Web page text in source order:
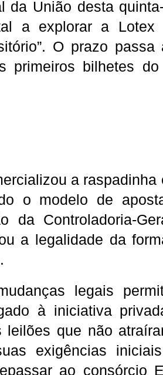
da União desta
a explorar a Lotex
O prazo
primeiros bilhetes
a raspadinha
o modelo de
da Controladoria-
a legalidade da
legais
à iniciativa
leilões que não
exigências
ao consórcio